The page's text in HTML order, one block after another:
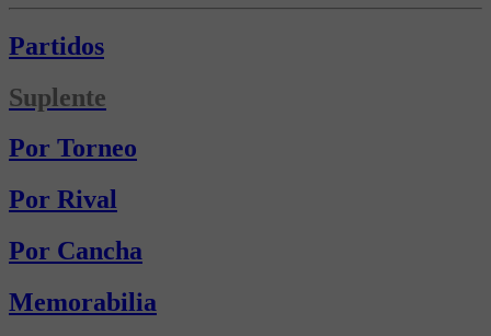
Partidos
Suplente
Por Torneo
Por Rival
Por Cancha
Memorabilia